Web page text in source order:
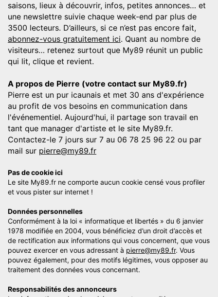
saisons, lieux à découvrir, infos, petites annonces… et
une newslettre suivie chaque week-end par plus de
3500 lecteurs. D’ailleurs, si ce n’est pas encore fait,
abonnez-vous gratuitement ici. Quant au nombre de
visiteurs… retenez surtout que My89 réunit un public
qui lit, clique et revient.
A propos de Pierre (votre contact sur My89.fr)
Pierre est un pur icaunais et met 30 ans d'expérience
au profit de vos besoins en communication dans
l'événementiel. Aujourd'hui, il partage son travail en
tant que manager d'artiste et le site My89.fr.
Contactez-le 7 jours sur 7 au 06 78 25 96 22 ou par
mail sur pierre@my89.fr
Pas de cookie ici
Le site My89.fr ne comporte aucun cookie censé vous profiler
et vous pister sur internet !
Données personnelles
Conformément à la loi « informatique et libertés » du 6 janvier
1978 modifiée en 2004, vous bénéficiez d’un droit d’accès et
de rectification aux informations qui vous concernent, que vous
pouvez exercer en vous adressant à pierre@my89.fr. Vous
pouvez également, pour des motifs légitimes, vous opposer au
traitement des données vous concernant.
Responsabilités des annonceurs